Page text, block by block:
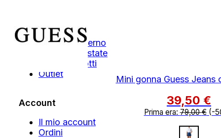
Mini gonna Guess Jeans
39,50 €
Prima era:79,00€(-
Autunno Inverno
Primavera Estate
Tutti i Prodotti
Outlet
Account
Il mio account
Ordini